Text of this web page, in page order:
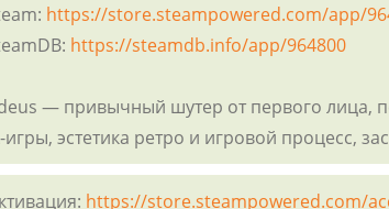
https://store.steampowered.com/app/
https://steamdb.info/app/964800
— привычный шутер от первого лица,
эстетика ретро и игровой процесс,
https://store.steampowered.com/